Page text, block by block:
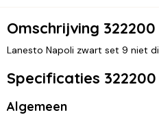
Omschrijving
Lanesto Napoli zwart set 9 niet
Specificaties 322200
Algemeen